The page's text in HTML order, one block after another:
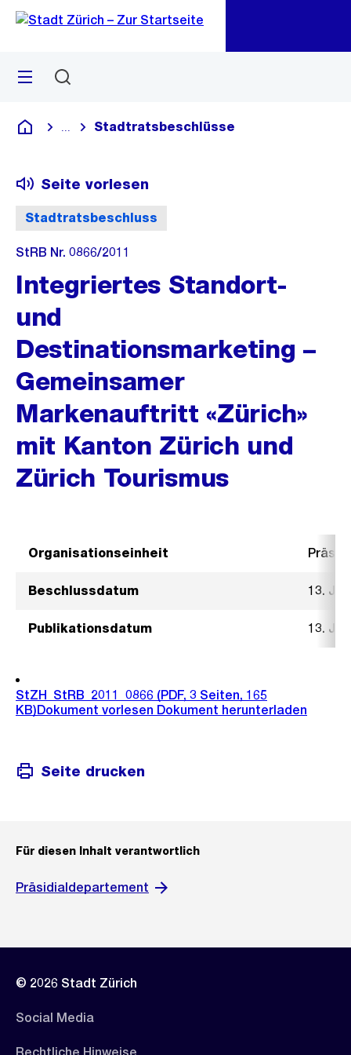
Navigation
Sprunglink
Menü
Deutsch
Blende alle Breadcrumbs ein
Stadtratsbeschlüsse
Stadtratsbeschluss
Seite vorlesen
StRB Nr. 0866/2011
Integriertes Standort-
und
Destinationsmarketing –
Gemeinsamer
Markenauftritt «Zürich»
mit Kanton Zürich und
Zürich Tourismus
Organisationseinheit
Beschlussdatum 13.
Publikationsdatum 13.
StZH_StRB_2011_0866 (PDF, 3 Seiten, 165
KB)Dokument vorlesen Dokument herunterladen
Seite drucken
Für diesen Inhalt verantwortlich
Präsidialdepartement
© 2026 Stadt Zürich
Social Media